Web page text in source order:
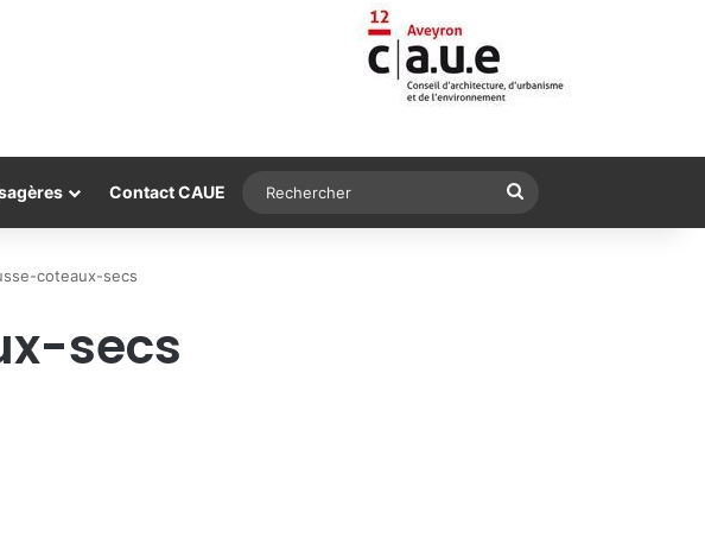
Contact CAUE Rechercher
coteaux-secs
secs